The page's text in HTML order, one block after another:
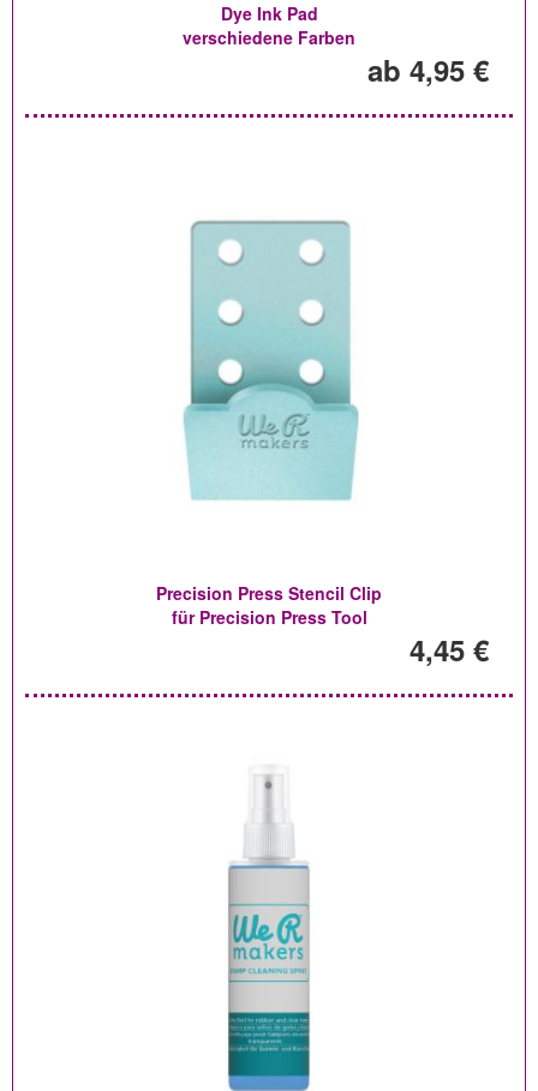
Dye Ink Pad
verschiedene Farben
ab 4,95 €
Precision Press Stencil Clip
für Precision Press Tool
4,45 €